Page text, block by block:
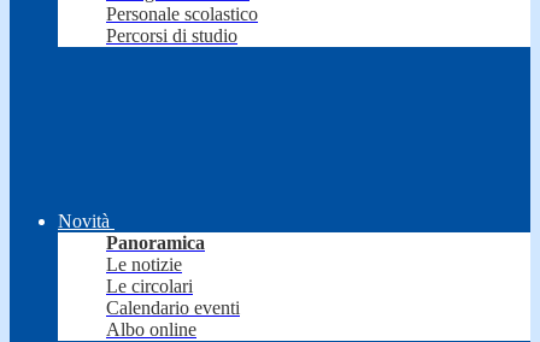
Personale scolastico
Percorsi di studio
Novità
Panoramica
Le notizie
Le circolari
Calendario eventi
Albo online